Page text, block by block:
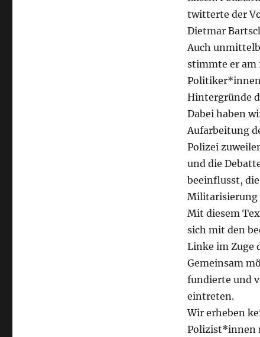
twitterte der
Dietmar
Auch
stimmte er am
Politiker*innen
Hintergründe
Dabei haben
Aufarbeitung
Polizei
und die
beeinflusst,
Militarisierung
Mit diesem
sich mit den
Linke im Zuge
Gemeinsam
fundierte und
eintreten.
Wir erheben
Polizist*innen